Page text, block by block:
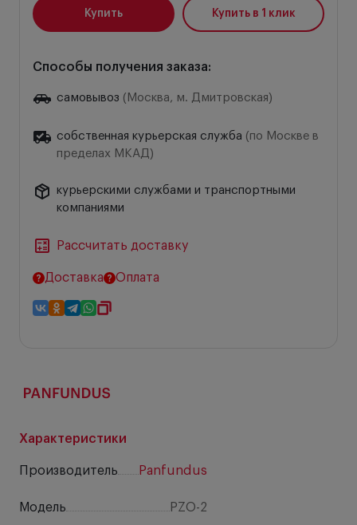
Характеристики
Производитель Panfundus
Модель PZO-2
Купить Купить в 1 клик
Способы получения заказа:
самовывоз (Москва, м. Дмитровская)
собственная курьерская служба (по Москве в
пределах МКАД)
курьерскими службами и транспортными
компаниями
Рассчитать доставку
Доставка Оплата